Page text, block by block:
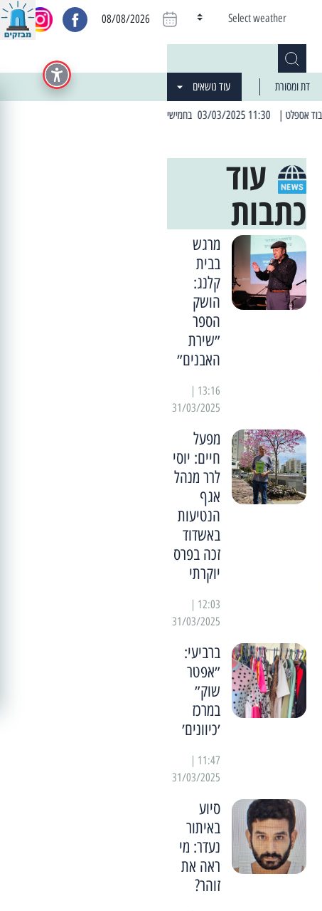
Select weather
08/08/2026
דת ומסורת עוד נושאים
עוד
כתבות
מרגש
בבית
קלנג:
הושק
הספר
״שירת
האבנים״
31/03/2025
מפעל
חיים: יוסי
לרר מנהל
אגף
הנטיעות
באשדוד
זכה בפרס
יוקרתי
31/03/2025
ברביעי:
״אפטר
שוק״
במרכז
׳כיוונים׳
31/03/2025
סיוע
באיתור
נעדר: מי
ראה את
זוהר?